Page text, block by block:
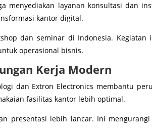
menyediakan layanan konsultasi dan
kantor digital.
dan seminar di Indonesia.
operasional bisnis.
Kerja Modern
dan Extron Electronics membantu
fasilitas kantor lebih optimal.
presentasi lebih lancar. Ini